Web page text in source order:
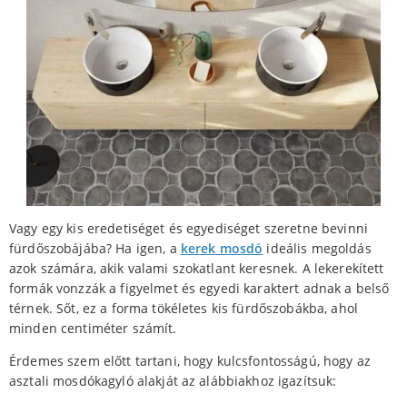
Vagy egy kis eredetiséget és egyediséget szeretne bevinni
fürdőszobájába? Ha igen, a kerek mosdó ideális megoldás
azok számára, akik valami szokatlant keresnek. A lekerekített
formák vonzzák a figyelmet és egyedi karaktert adnak a belső
térnek. Sőt, ez a forma tökéletes kis fürdőszobákba, ahol
minden centiméter számít.
Érdemes szem előtt tartani, hogy kulcsfontosságú, hogy az
asztali mosdókagyló alakját az alábbiakhoz igazítsuk: